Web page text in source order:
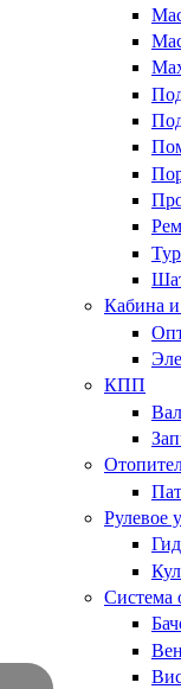
Кабина и
КПП
Рулевое
Система